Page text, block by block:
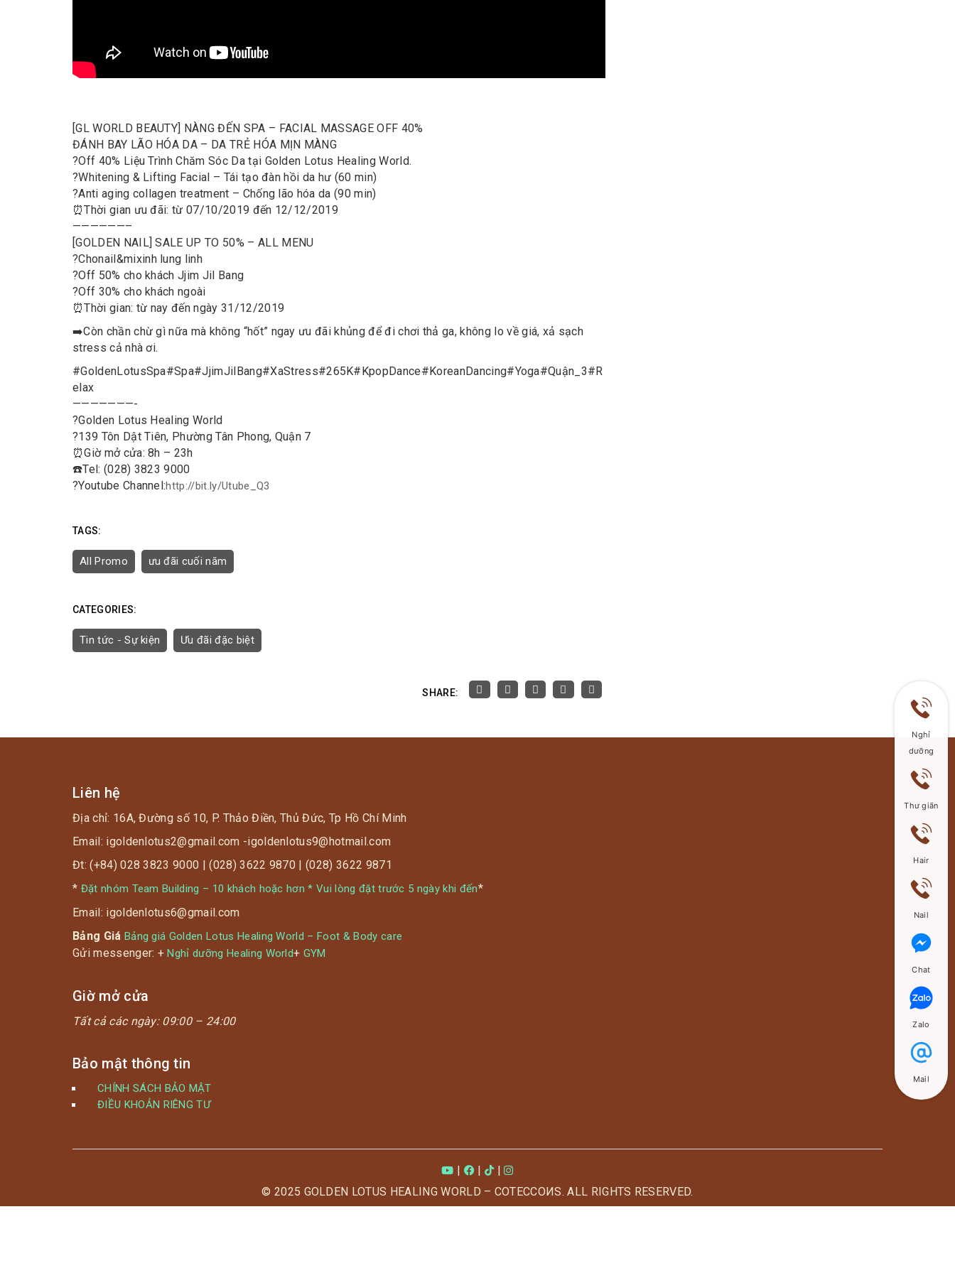
[GL WORLD BEAUTY] NÀNG ĐẾN SPA – FACIAL MASSAGE OFF 40%
ĐÁNH BAY LÃO HÓA DA – DA TRẺ HÓA MỊN MÀNG
?Off 40% Liệu Trình Chăm Sóc Da tại Golden Lotus Healing World.
?Whitening & Lifting Facial – Tái tạo đàn hồi da hư (60 min)
?Anti aging collagen treatment – Chống lão hóa da (90 min)
⏰Thời gian ưu đãi: từ 07/10/2019 đến 12/12/2019
——————–
[GOLDEN NAIL] SALE UP TO 50% – ALL MENU
?Chonail&mixinh lung linh
?Off 50% cho khách Jjim Jil Bang
?Off 30% cho khách ngoài
⏰Thời gian: từ nay đến ngày 31/12/2019
➡️Còn chần chừ gì nữa mà không “hốt” ngay ưu đãi khủng để đi chơi thả ga, không lo về giá, xả sạch
stress cả nhà ơi.
#GoldenLotusSpa#Spa#JjimJilBang#XaStress#265K#KpopDance#KoreanDancing#Yoga#Quận_3#R
elax
———————-
?Golden Lotus Healing World
?139 Tôn Dật Tiên, Phường Tân Phong, Quận 7
⏰Giờ mở cửa: 8h – 23h
☎️Tel: (028) 3823 9000
?Youtube Channel:http://bit.ly/Utube_Q3
TAGS:
All Promo ưu đãi cuối năm
CATEGORIES:
Tin tức - Sự kiện Ưu đãi đặc biệt
SHARE:
Liên hệ
Địa chỉ: 16A, Đường số 10, P. Thảo Điền, Thủ Đức, Tp Hồ Chí Minh
Email: igoldenlotus2@gmail.com -igoldenlotus9@hotmail.com
Đt: (+84) 028 3823 9000 | (028) 3622 9870 | (028) 3622 9871
* Đặt nhóm Team Building – 10 khách hoặc hơn * Vui lòng đặt trước 5 ngày khi đến*
Email: igoldenlotus6@gmail.com
Bảng Giá Bảng giá Golden Lotus Healing World – Foot & Body care
Gửi messenger: +Nghỉ dưỡng Healing World+ GYM
Giờ mở cửa
Tất cả các ngày: 09:00 – 24:00
Bảo mật thông tin
CHÍNH SÁCH BẢO MẬT
ĐIỀU KHOẢN RIÊNG TƯ
| |
|
© 2025 GOLDEN LOTUS HEALING WORLD – COTECCOИS. ALL RIGHTS RESERVED.
Nghỉ
dưỡng
Thư giãn
Hair
Nail
Chat
Zalo
Mail